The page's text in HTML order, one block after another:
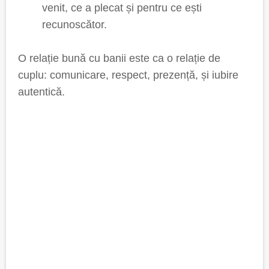
venit, ce a plecat și pentru ce ești
recunoscător.
O relație bună cu banii este ca o relație de
cuplu: comunicare, respect, prezență, și iubire
autentică.